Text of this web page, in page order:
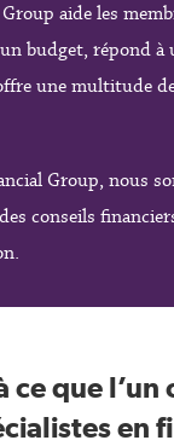
aide les
budget, répond à
une multitude
Group, nous
conseils
ce que l’un
en